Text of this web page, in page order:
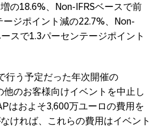
の18.6%、Non-IFRSベースで前
ジポイント減の22.7%、Non-
スで1.3パーセンテージポイント
行う予定だった年次開催の
他のお客様向けイベントを中止し
はおよそ3,600万ユーロの費用を
ければ、これらの費用はイベント